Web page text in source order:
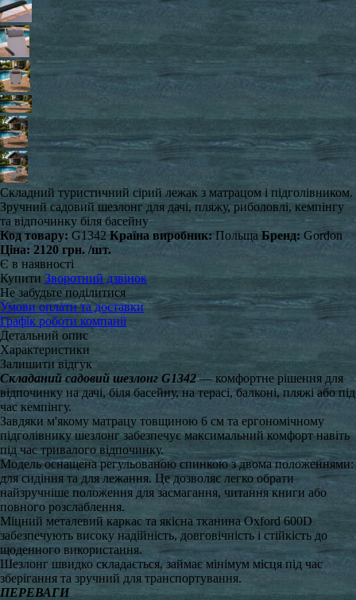
Складний туристичний сірий лежак з матрацом і підголівником.
Зручний садовий шезлонг для дачі, пляжу, риболовлі, кемпінгу
та відпочинку біля басейну
Код товару: G1342 Країна виробник: Польща Бренд: Gordon
Ціна: 2120 грн. /шт.
Є в наявності
Купити Зворотний дзвінок
Не забудьте поділитися
Умови оплати та доставки
Графік роботи компанії
Детальний опис
Характеристики
Залишити відгук
Складаний садовий шезлонг G1342— комфортне рішення для
відпочинку на дачі, біля басейну, на терасі, балконі, пляжі або під
час кемпінгу.
Завдяки м'якому матрацу товщиною 6 см та ергономічному
підголівнику шезлонг забезпечує максимальний комфорт навіть
під час тривалого відпочинку.
Модель оснащена регульованою спинкою з двома положеннями:
для сидіння та для лежання. Це дозволяє легко обрати
найзручніше положення для засмагання, читання книги або
повного розслаблення.
Міцний металевий каркас та якісна тканина Oxford 600D
забезпечують високу надійність, довговічність і стійкість до
щоденного використання.
Шезлонг швидко складається, займає мінімум місця під час
зберігання та зручний для транспортування.
ПЕРЕВАГИ